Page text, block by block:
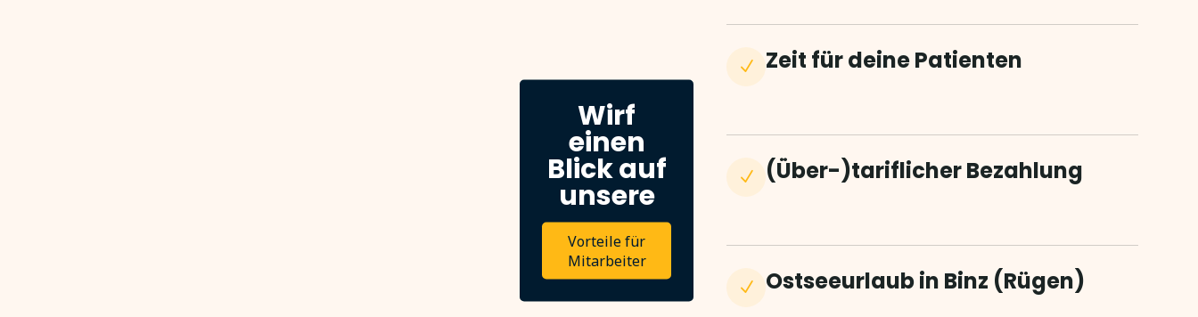
Wirf
einen
Blick auf
unsere
Vorteile für
Mitarbeiter
N Zeit für deine Patienten
N (Über-)tariflicher Bezahlung
N Ostseeurlaub in Binz (Rügen)